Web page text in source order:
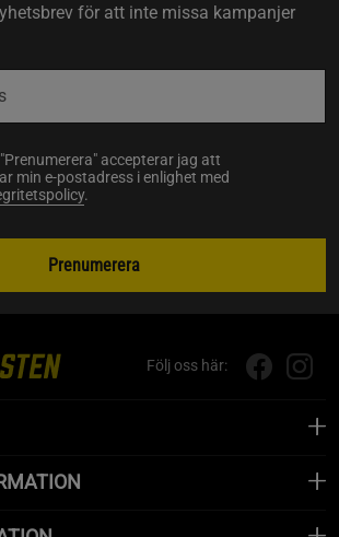
för att inte missa kampanjer
accepterar jag att
min e-postadress i enlighet med
.
Prenumerera
Följ oss här: